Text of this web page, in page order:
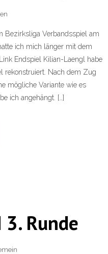
Bezirksliga Verbandsspiel am
ich mich länger mit dem
Endspiel Kilian-Laengl habe
rekonstruiert. Nach dem Zug
mögliche Variante wie es
ich angehängt. […]
Runde